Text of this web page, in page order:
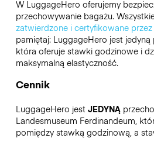
W LuggageHero oferujemy
przechowywanie bagażu.
zatwierdzone i certyfikowane
pamiętaj: LuggageHero jest
która oferuje stawki godzinowe i
maksymalną elastyczność.
Cennik
LuggageHero jest JEDYNĄ
Landesmuseum Ferdinandeum,
pomiędzy stawką godzinową, a